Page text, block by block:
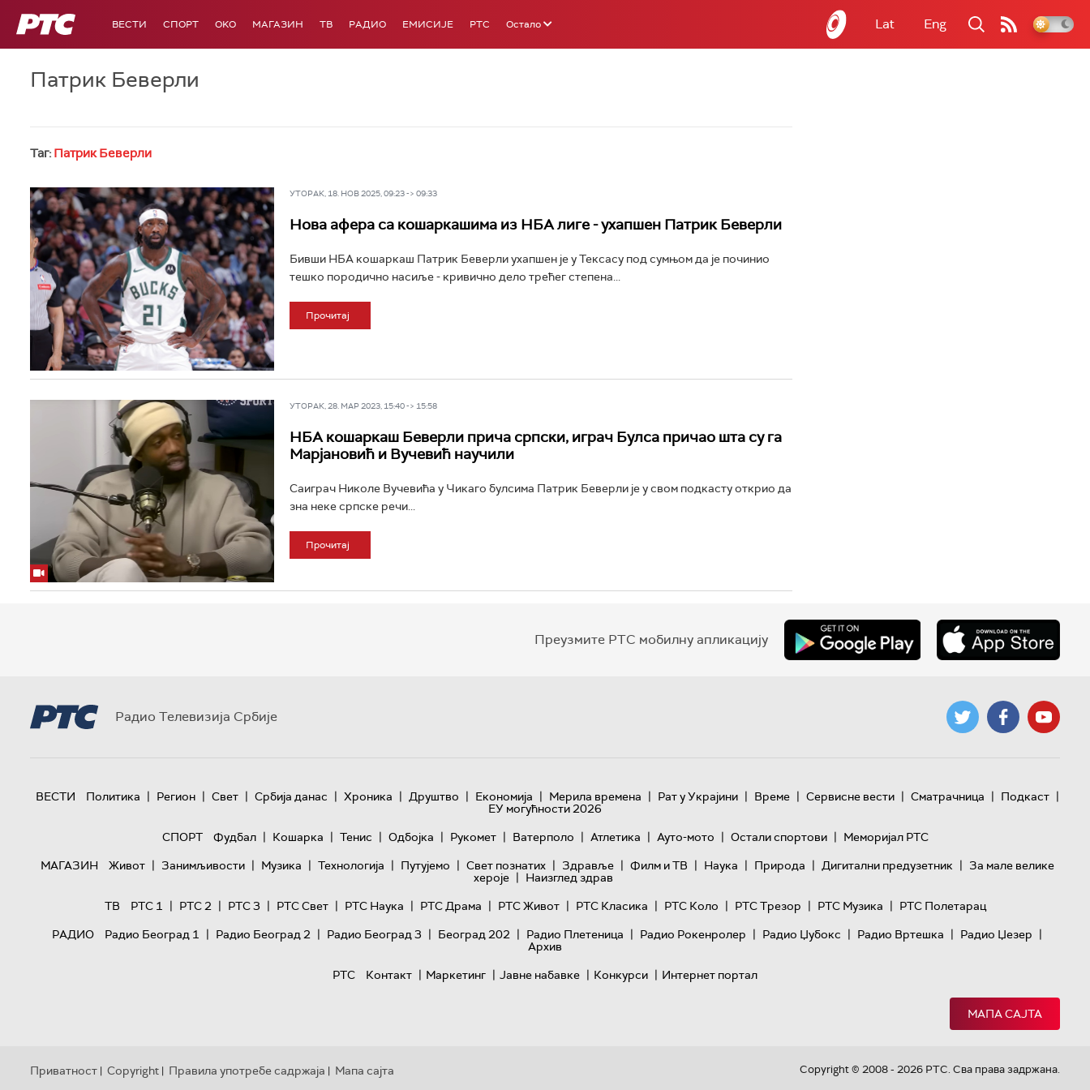
РТС ВЕСТИ СПОРТ OKO МАГАЗИН ТВ РАДИО ЕМИСИЈЕ РТС Остало Lat Eng
Патрик Беверли
Таг: Патрик Беверли
УТОРАК, 18. НОВ 2025, 09:23 -> 09:33
Нова афера са кошаркашима из НБА лиге - ухапшен Патрик Беверли
Бивши НБА кошаркаш Патрик Беверли ухапшен је у Тексасу под сумњом да је починио
тешко породично насиље - кривично дело трећег степена...
Прочитај
УТОРАК, 28. МАР 2023, 15:40 -> 15:58
НБА кошаркаш Беверли прича српски, играч Булса причао шта су га
Марјановић и Вучевић научили
Саиграч Николе Вучевића у Чикаго булсима Патрик Беверли је у свом подкасту открио да
зна неке српске речи...
Прочитај
Преузмите РТС мобилну апликацију
Радио Телевизија Србије
ВЕСТИ Политика | Регион | Свет | Србија данас | Хроника | Друштво | Економија | Мерила времена | Рат у Украјини | Време | Сервисне вести | Сматрачница | Подкаст |
ЕУ могућности 2026
СПОРТ
Фудбал | Кошарка | Тенис | Одбојка | Рукомет | Ватерполо | Атлетика | Ауто-мото | Остали спортови | Меморијал РТС
МАГАЗИН
Живот | Занимљивости | Музика | Технологијa | Путујемо | Свет познатих | Здравље | Филм и ТВ | Наука | Природа | Дигитални предузетник | За мале велике
хероје | Наизглед здрав
ТВ
РТС 1 | РТС 2 | РТС 3 | РТС Свет | РТС Наука | РТС Драма | РТС Живот | РТС Класика | РТС Коло | РТС Трезор | РТС Музика | РТС Полетарац
РАДИО
Радио Београд 1 | Радио Београд 2 | Радио Београд 3 | Београд 202 | Радио Плетеница | Радио Рокенролер | Радио Џубокс | Радио Вртешка | Радио Џезер |
Архив
РТС
Контакт | Маркетинг | Јавне набавке | Конкурси | Интернет портал
МАПА САЈТА
Приватност | Copyright | Правила употребе садржаја | Мапа сајта Copyright © 2008 - 2026 РТС. Сва права задржана.